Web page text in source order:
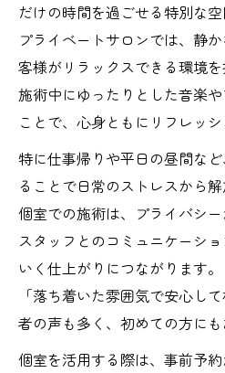
だけの時間を過ごせる特別な
プライベートサロンでは、静
客様がリラックスできる環境を
施術中にゆったりとした音楽
ことで、心身ともにリフレッ
特に仕事帰りや平日の昼間な
ることで日常のストレスから
個室での施術は、プライバシー
スタッフとのコミュニケーシ
いく仕上がりにつながります。
「落ち着いた雰囲気で安心し
者の声も多く、初めての方にも
個室を活用する際は、事前予